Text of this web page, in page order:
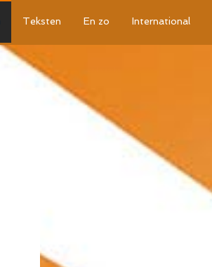
Teksten En zo International